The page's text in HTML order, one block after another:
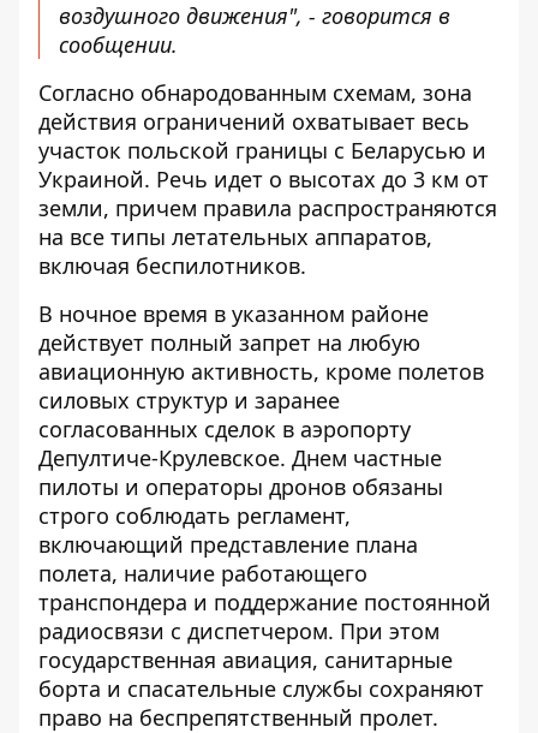
воздушного движения", - говорится в
сообщении.
Согласно обнародованным схемам, зона
действия ограничений охватывает весь
участок польской границы с Беларусью и
Украиной. Речь идет о высотах до 3 км от
земли, причем правила распространяются
на все типы летательных аппаратов,
включая беспилотников.
В ночное время в указанном районе
действует полный запрет на любую
авиационную активность, кроме полетов
силовых структур и заранее
согласованных сделок в аэропорту
Депултиче-Крулевское. Днем частные
пилоты и операторы дронов обязаны
строго соблюдать регламент,
включающий представление плана
полета, наличие работающего
транспондера и поддержание постоянной
радиосвязи с диспетчером. При этом
государственная авиация, санитарные
борта и спасательные службы сохраняют
право на беспрепятственный пролет.